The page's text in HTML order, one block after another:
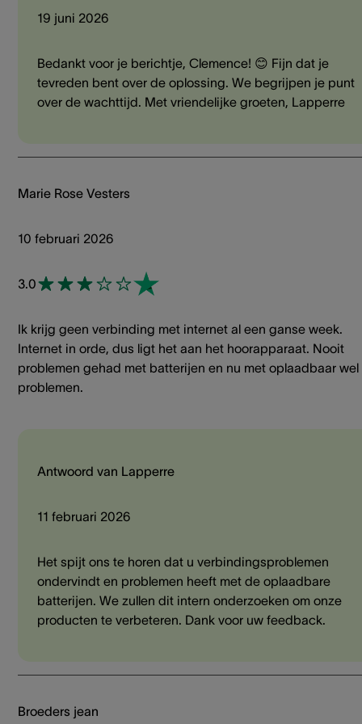
19 juni 2026
Bedankt voor je berichtje, Clemence! 😊 Fijn dat je
tevreden bent over de oplossing. We begrijpen je punt
over de wachttijd. Met vriendelijke groeten, Lapperre
Marie Rose Vesters
10 februari 2026
3.0
Ik krijg geen verbinding met internet al een ganse week.
Internet in orde, dus ligt het aan het hoorapparaat. Nooit
problemen gehad met batterijen en nu met oplaadbaar wel
problemen.
Antwoord van Lapperre
11 februari 2026
Het spijt ons te horen dat u verbindingsproblemen
ondervindt en problemen heeft met de oplaadbare
batterijen. We zullen dit intern onderzoeken om onze
producten te verbeteren. Dank voor uw feedback.
Broeders jean